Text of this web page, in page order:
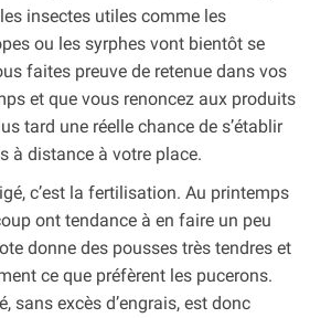
insectes utiles comme les
ou les syrphes vont bientôt se
faites preuve de retenue dans vos
et que vous renoncez aux produits
tard une réelle chance de s’établir
à distance à votre place.
c’est la fertilisation. Au printemps
ont tendance à en faire un peu
donne des pousses très tendres et
ce que préfèrent les pucerons.
sans excès d’engrais, est donc